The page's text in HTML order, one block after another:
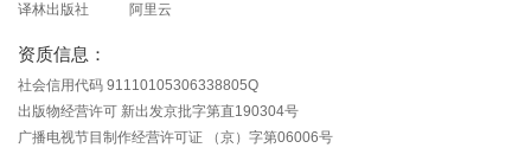
译林出版社
阿里云
资质信息：
社会信用代码 91110105306338805Q
出版物经营许可 新出发京批字第直190304号
广播电视节目制作经营许可证 （京）字第06006号